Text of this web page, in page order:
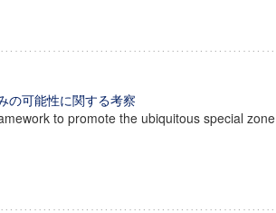
の可能性に関する考察
to promote the ubiquitous special zone